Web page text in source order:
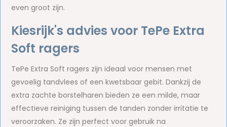
even groot zijn.
Kiesrijk's advies voor TePe Extra
Soft ragers
TePe Extra Soft ragers zijn ideaal voor mensen met
gevoelig tandvlees of een kwetsbaar gebit. Dankzij de
extra zachte borstelharen bieden ze een milde, maar
effectieve reiniging tussen de tanden zonder irritatie te
veroorzaken. Ze zijn perfect voor gebruik na